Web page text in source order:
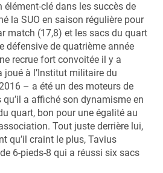
élément-clé dans les succès de
la SUO en saison régulière pour
match (17,8) et les sacs du quart
défensive de quatrième année
recrue fort convoitée il y a
joué à l’Institut militaire du
– a été un des moteurs de
qu’il a affiché son dynamisme en
quart, bon pour une égalité au
Tout juste derrière lui,
qu’il craint le plus, Tavius
6-pieds-8 qui a réussi six sacs